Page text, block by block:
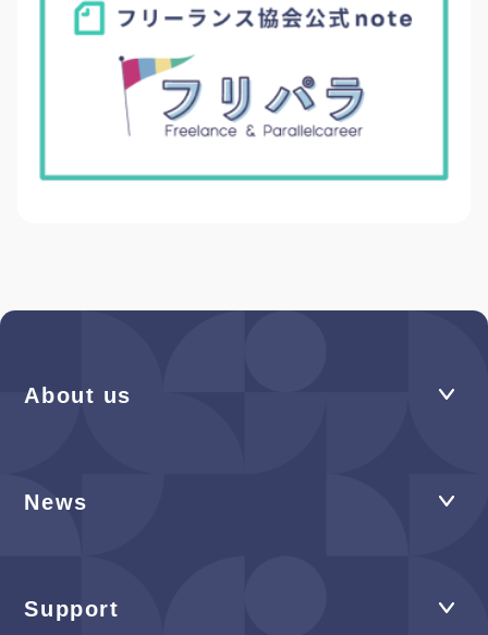
About us
News
Support